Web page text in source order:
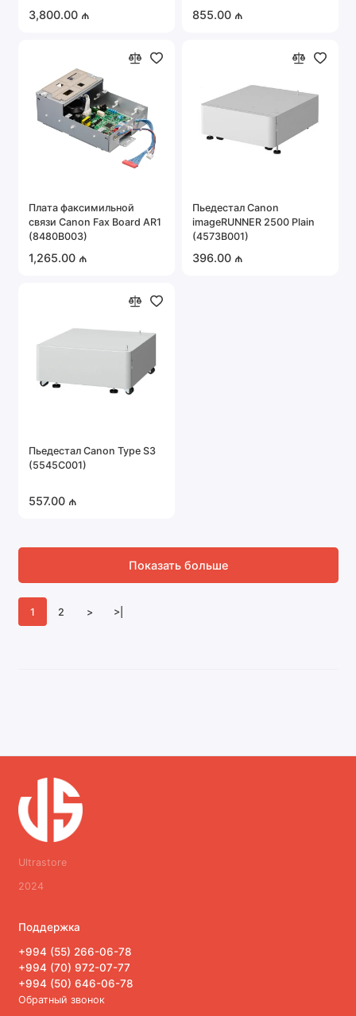
3,800.00 ₼ 855.00 ₼
Плата факсимильной
связи Canon Fax Board AR1
(8480B003)
1,265.00 ₼
Пьедестал Canon
imageRUNNER 2500 Plain
(4573B001)
396.00 ₼
Пьедестал Canon Type S3
(5545C001)
557.00 ₼
1 2 > >|
Показать больше
Ultrastore
2024
Поддержка
+994 (55) 266-06-78
+994 (70) 972-07-77
+994 (50) 646-06-78
Обратный звонок